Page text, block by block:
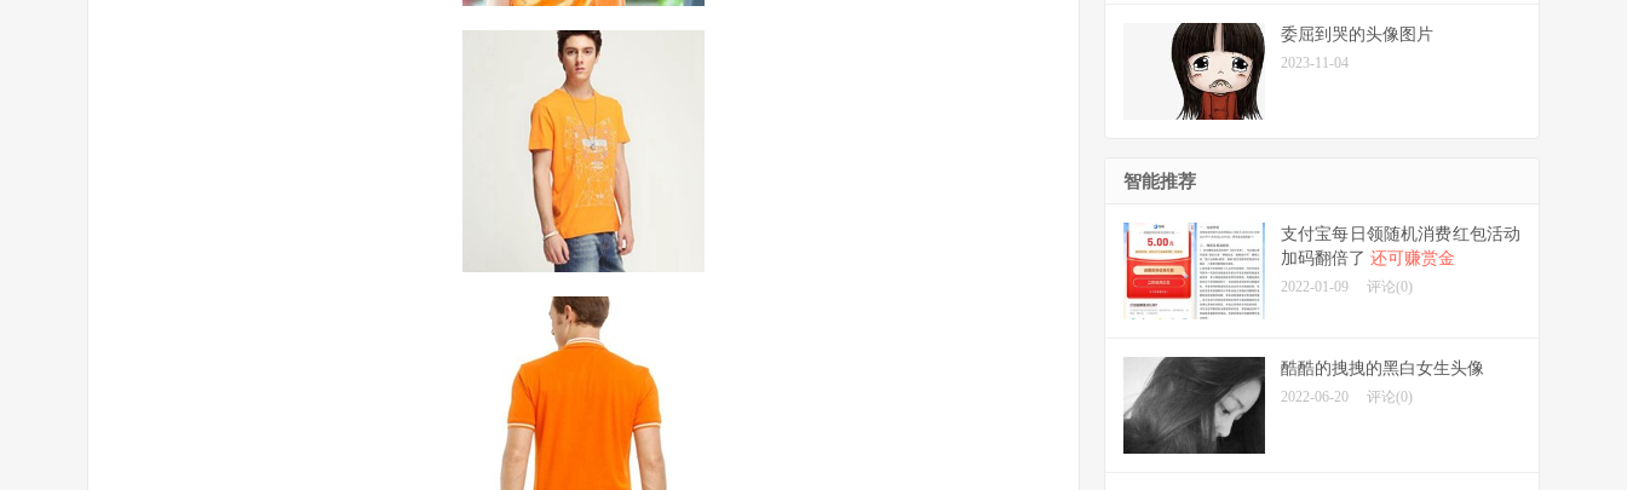
委屈到哭的头像图片
2023-11-04
智能推荐
支付宝每日领随机消费红包活动
加码翻倍了 还可赚赏金
2022-01-09 评论(0)
酷酷的拽拽的黑白女生头像
2022-06-20 评论(0)